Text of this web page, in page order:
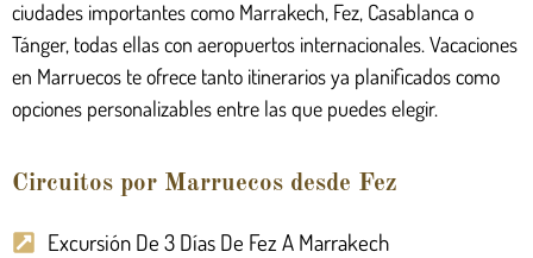
ciudades importantes como Marrakech, Fez, Casablanca o
Tánger, todas ellas con aeropuertos internacionales. Vacaciones
en Marruecos te ofrece tanto itinerarios ya planificados como
opciones personalizables entre las que puedes elegir.
Circuitos por Marruecos desde Fez
Excursión De 3 Días De Fez A Marrakech